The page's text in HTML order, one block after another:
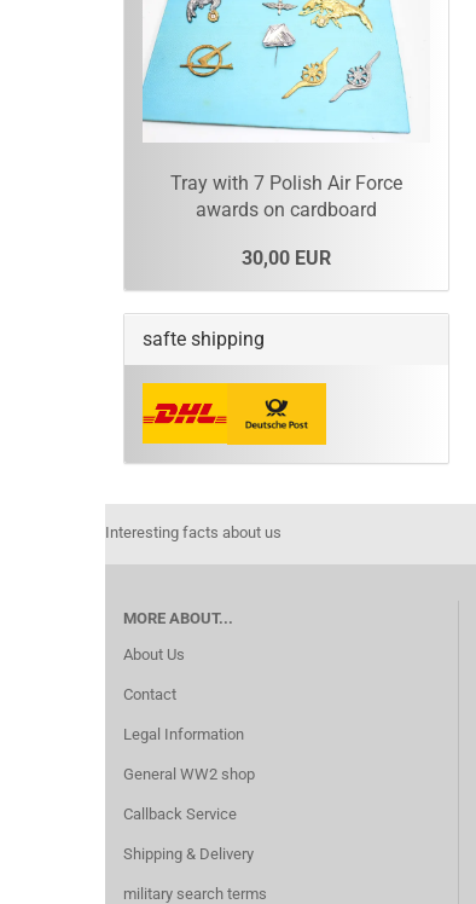
Tray with 7 Polish Air Force
awards on cardboard
30,00 EUR
safte shipping
Interesting facts about us
MORE ABOUT...
About Us
Contact
Legal Information
General WW2 shop
Callback Service
Shipping & Delivery
military search terms